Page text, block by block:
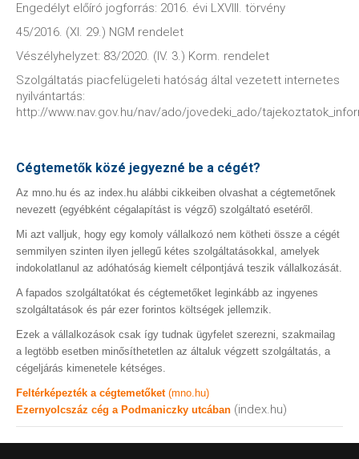
Engedélyt előíró jogforrás: 2016. évi LXVIII. törvény
45/2016. (XI. 29.) NGM rendelet
Vészélyhelyzet: 83/2020. (IV. 3.) Korm. rendelet
Szolgáltatás piacfelügeleti hatóság által vezetett internetes
nyilvántartás:
http://www.nav.gov.hu/nav/ado/jovedeki_ado/
Cégtemetők közé jegyezné be a cégét?
Az mno.hu és az index.hu alábbi cikkeiben olvashat a cégtemetőnek
nevezett (egyébként cégalapítást is végző) szolgáltató esetéről.
Mi azt valljuk, hogy egy komoly vállalkozó nem kötheti össze a cégét
semmilyen szinten ilyen jellegű kétes szolgáltatásokkal, amelyek
indokolatlanul az adóhatóság kiemelt célpontjává teszik vállalkozását.
A fapados szolgáltatókat és cégtemetőket leginkább az ingyenes
szolgáltatások és pár ezer forintos költségek jellemzik.
Ezek a vállalkozások csak így tudnak ügyfelet szerezni, szakmailag
a legtöbb esetben minősíthetetlen az általuk végzett szolgáltatás, a
cégeljárás kimenetele kétséges.
Feltérképezték a cégtemetőket (mno.hu)
Ezernyolcszáz cég a Podmaniczky utcában (index.hu)